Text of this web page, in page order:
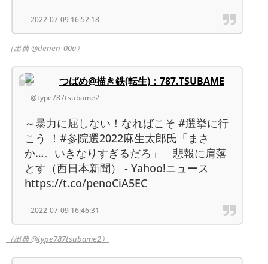
2022-07-09 16:52:18
（出典 @denen_00a）
つばめ@描き鉄(転生)：787.TSUBAME
@type787tsubame2
～暴力に屈しない！なればこそ #選挙に行
こう ！#参院選2022麻生太郎氏「まさ
か…。いきなりすぎるだろ」 悲報に肩落
とす（西日本新聞） - Yahoo!ニュース
https://t.co/penoCiA5EC
2022-07-09 16:46:31
（出典 @type787tsubame2）